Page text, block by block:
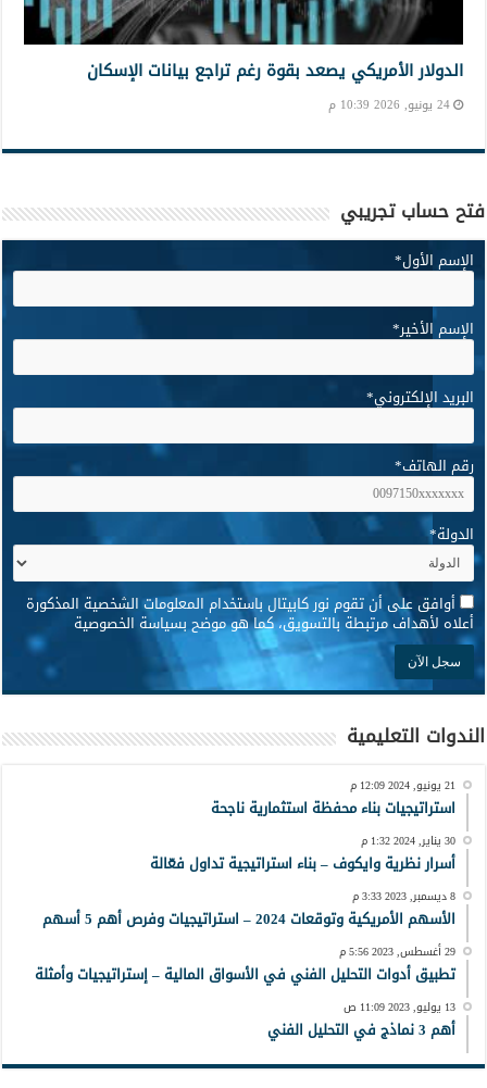
الدولار الأمريكي يصعد بقوة رغم تراجع بيانات الإسكان
24 يونيو, 2026 10:39 م
فتح حساب تجريبي
الإسم الأول*
الإسم الأخير*
البريد الإلكتروني*
رقم الهاتف*
الدولة*
* أوافق على أن تقوم نور كابيتال باستخدام المعلومات الشخصية المذكورة
أعلاه لأهداف مرتبطة بالتسويق، كما هو موضح بسياسة الخصوصية
الندوات التعليمية
21 يونيو, 2024 12:09 م
استراتيجيات بناء محفظة استثمارية ناجحة
30 يناير, 2024 1:32 م
أسرار نظرية وايكوف – بناء استراتيجية تداول فعّالة
8 ديسمبر, 2023 3:33 م
الأسهم الأمريكية وتوقعات 2024 – استراتيجيات وفرص أهم 5 أسهم
29 أغسطس, 2023 5:56 م
تطبيق أدوات التحليل الفني في الأسواق المالية – إستراتيجيات وأمثلة
13 يوليو, 2023 11:09 ص
أهم 3 نماذج في التحليل الفني